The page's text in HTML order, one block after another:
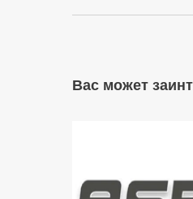
Вас может